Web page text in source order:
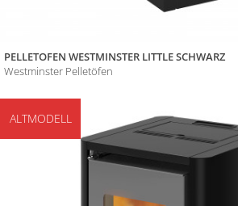
PELLETOFEN WESTMINSTER LITTLE SCHWARZ
Westminster Pelletöfen
ALTMODELL